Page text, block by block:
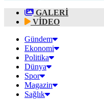
GALERİ
VİDEO
Gündem
Ekonomi
Politika
Dünya
Spor
Magazin
Sağlık